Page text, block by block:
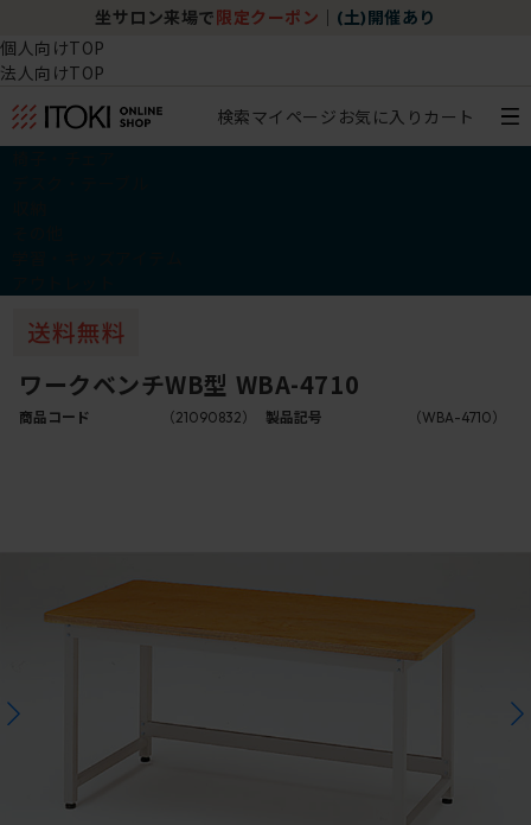
坐サロン来場で 限定クーポン (土)開催あり
個人向けTOP
法人向けTOP
検索マイページ お気に入り カート
ワークベンチWB型 WBA-4710
商品コード （21090832） 製品記号 （WBA-4710）